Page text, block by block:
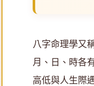
八字命理學又
月、日、時各
高低與人生際